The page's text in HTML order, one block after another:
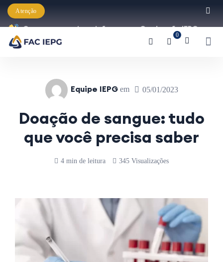
Atenção
Começaram as inscrições para a Graduação IEPG
2026!
0
Equipe IEPGem 05/01/2023
Doação de sangue: tudo
que você precisa saber
4 min de leitura 345 Visualizações